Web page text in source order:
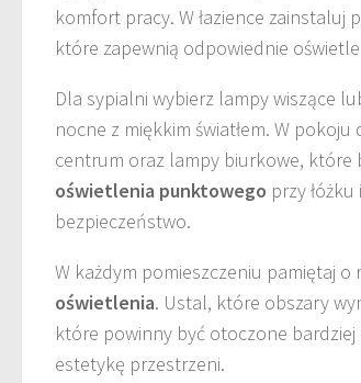
komfort pracy. W łazience
które zapewnią odpowiednie
Dla sypialni wybierz lampy wiszące
nocne z miękkim światłem. W
centrum oraz lampy biurkowe,
oświetlenia punktowego przy
bezpieczeństwo.
W każdym pomieszczeniu pamiętaj
oświetlenia. Ustal, które obszary
które powinny być otoczone
estetykę przestrzeni.